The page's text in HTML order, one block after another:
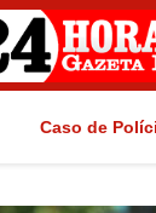
Caso de